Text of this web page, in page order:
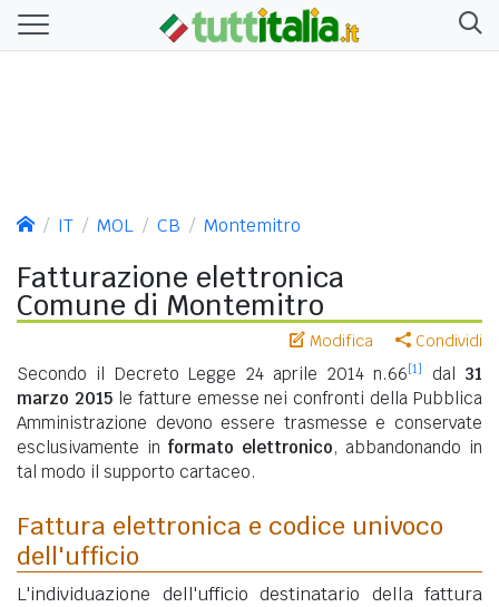
IT MOL CB Montemitro
Fatturazione elettronica
Comune di Montemitro
Modifica Condividi
Secondo il Decreto Legge 24 aprile 2014 n.66[1] dal 31
marzo 2015le fatture emesse nei confronti della Pubblica
Amministrazione devono essere trasmesse e conservate
esclusivamente in formato elettronico, abbandonando in
tal modo il supporto cartaceo.
Fattura elettronica e codice univoco
dell'ufficio
L'individuazione dell'ufficio destinatario della fattura